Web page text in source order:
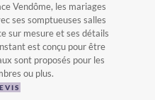
Vendôme, les mariages
ses somptueuses salles
sur mesure et ses détails
est conçu pour être
sont proposés pour les
ou plus.